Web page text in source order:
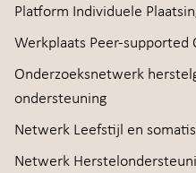
Platform Individuele
Werkplaats Peer-supported
Onderzoeksnetwerk
ondersteuning
Netwerk Leefstijl en
Netwerk